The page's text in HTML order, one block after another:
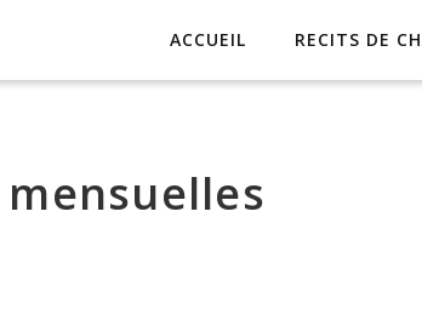
ACCUEIL RECITS DE